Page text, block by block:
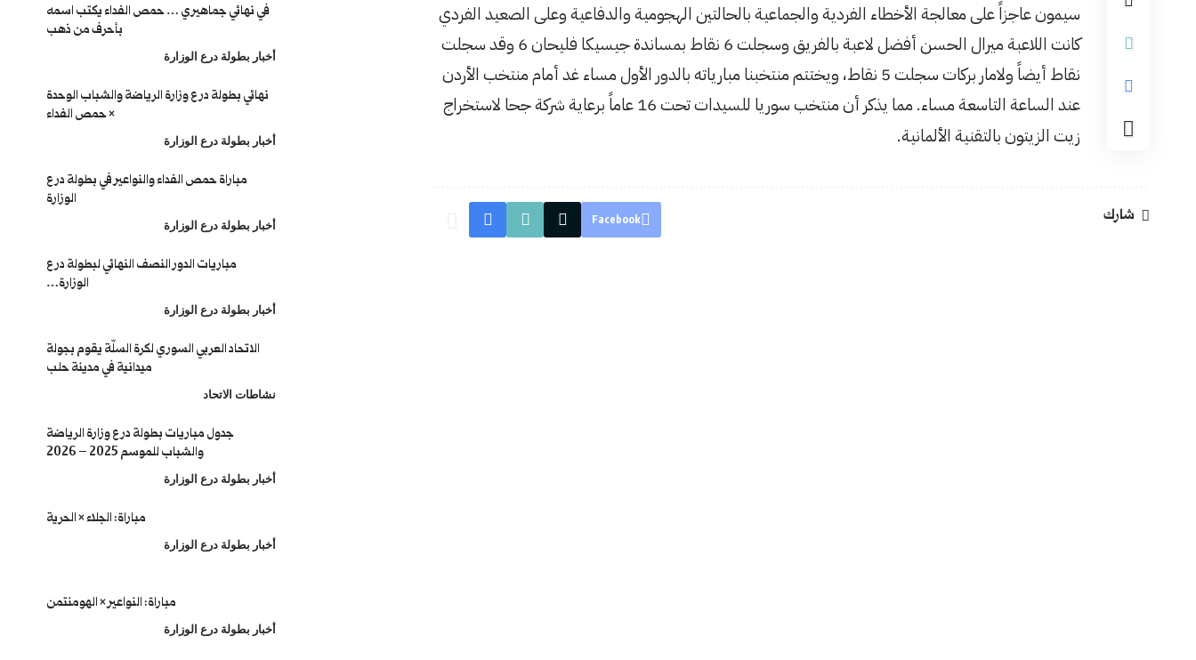
سيمون عاجزاً على معالجة الأخطاء الفردية والجماعية بالحالتين الهجومية والدفاعية وعلى الصعيد الفردي
كانت اللاعبة ميرال الحسن أفضل لاعبة بالفريق وسجلت 6 نقاط بمساندة جيسيكا فليحان 6 وقد سجلت
نقاط أيضاً ولامار بركات سجلت 5 نقاط، ويختتم منتخبنا مبارياته بالدور الأول مساء غد أمام منتخب الأردن
عند الساعة التاسعة مساء. مما يذكر أن منتخب سوريا للسيدات تحت 16 عاماً برعاية شركة جحا لاستخراج
زيت الزيتون بالتقنية الألمانية.
شارك Facebook
في نهائي جماهيري … حمص الفداء يكتب اسمه
بأحرف من ذهب
أخبار بطولة درع الوزارة
نهائي بطولة درع وزارة الرياضة والشباب الوحدة
× حمص الفداء
أخبار بطولة درع الوزارة
مباراة حمص الفداء والنواعير في بطولة درع
الوزارة
أخبار بطولة درع الوزارة
مباريات الدور النصف النهائي لبطولة درع
الوزارة…
أخبار بطولة درع الوزارة
الاتحاد العربي السوري لكرة السلّة يقوم بجولة
ميدانية في مدينة حلب
نشاطات الاتحاد
جدول مباريات بطولة درع وزارة الرياضة
والشباب للموسم 2025 – 2026
أخبار بطولة درع الوزارة
مباراة: الجلاء × الحرية
أخبار بطولة درع الوزارة
مباراة: النواعير × الهومنتمن
أخبار بطولة درع الوزارة